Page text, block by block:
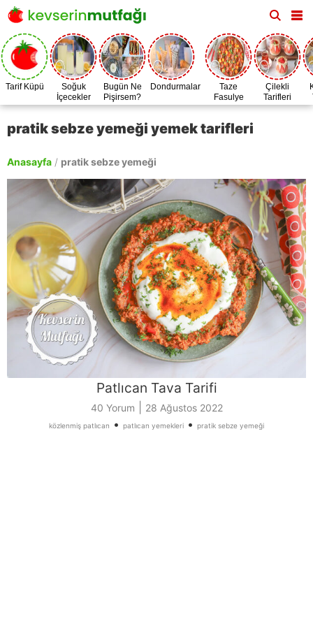
Tarif Küpü
Soğuk
İçecekler
Bugün Ne
Pişirsem?
Dondurmalar
Taze
Fasulye
Zamanı
Çilekli
Tarifleri
pratik sebze yemeği yemek tarifleri
Anasayfa / pratik sebze yemeği
Patlıcan Tava Tarifi
40 Yorum 28 Ağustos 2022
közlenmiş patlıcan • patlıcan yemekleri • pratik sebze yemeği